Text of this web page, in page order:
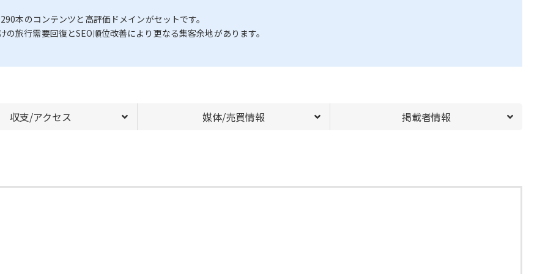
本のコンテンツと高評価ドメインがセットです。
旅行需要回復とSEO順位改善により更なる集客余地があります。
収支/アクセス 媒体/売買情報 掲載者情報